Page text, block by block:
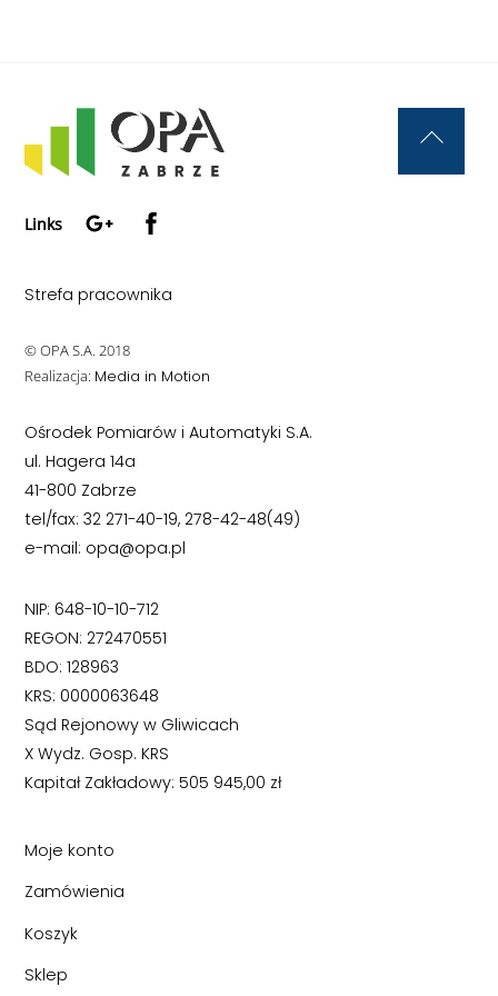
Links
Google+
Strefa pracownika
© OPA S.A. 2018
Realizacja: Media in Motion
Ośrodek Pomiarów i Automatyki S.A.
ul. Hagera 14a
41-800 Zabrze
tel/fax: 32 271-40-19, 278-42-48(49)
e-mail: opa@opa.pl
NIP: 648-10-10-712
REGON: 272470551
BDO: 128963
KRS: 0000063648
Sąd Rejonowy w Gliwicach
X Wydz. Gosp. KRS
Kapitał Zakładowy: 505 945,00 zł
Moje konto
Zamówienia
Koszyk
Sklep